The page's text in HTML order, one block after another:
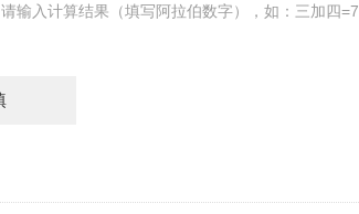
请输入计算结果（填写阿拉伯数字），如：三加四=7